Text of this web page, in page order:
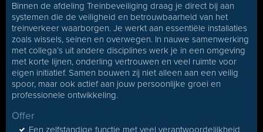
Binnen de afdeling Treinbeveiliging draag je direct bij aan
systemen die de veiligheid en betrouwbaarheid van het
treinverkeer waarborgen. Je werkt aan essentiële installaties
zoals wissels, seinen en overwegen. In nauwe samenwerking
met collega’s uit andere disciplines werk je in een omgeving
met korte lijnen, onderling vertrouwen en veel ruimte voor
eigen initiatief. Samen bouwen zij niet alleen aan een veilig
spoor, maar ook actief aan jouw persoonlijke groei en
professionele ontwikkeling.
Offer
Een zelfstandige functie met veel verantwoordelijkheid